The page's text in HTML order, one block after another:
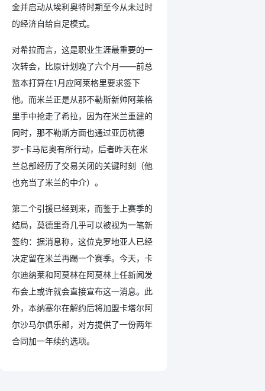
金并启动从埃利奥特时期至今从未过时
的经济自给自足模式。
对希拉而言，这是职业生涯最重要的一
次转会，比原计划晚了六个月——前总
监本打算在1月应阿莱格里要求签下
他。而米兰正是从那不勒斯新帅阿莱格
里手中抢走了希拉，因为在米兰重建的
同时，那不勒斯方面也通过亚历杭德
罗-卡马尼奥有所行动，后者昨天在米
兰总部经历了交易关闭的关键时刻（他
也充当了米兰的中介）。
第二个引援已经到来，而鉴于上赛季的
结局，莫德里奇几乎可以被视为一笔新
签约：据消息称，这位克罗地亚人已经
决定留在米兰再踢一个赛季。今天，卡
尔迪纳莱和阿莫林在阿莫林上任新闻发
布会上或许就会直接宣布这一消息。此
外，本纳塞尔在解约后将加盟卡塔尔阿
尔沙马尔俱乐部，对方提供了一份两年
合同加一年续约选项。